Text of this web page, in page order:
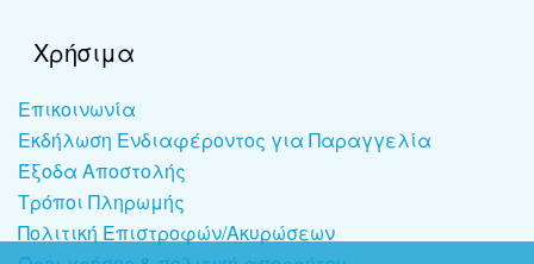
Χρήσιμα
Επικοινωνία
Εκδήλωση Ενδιαφέροντος για Παραγγελία
Έξοδα Αποστολής
Τρόποι Πληρωμής
Πολιτική Επιστροφών/Ακυρώσεων